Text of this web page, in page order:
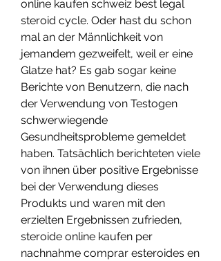
online kaufen schweiz best legal
steroid cycle. Oder hast du schon
mal an der Männlichkeit von
jemandem gezweifelt, weil er eine
Glatze hat? Es gab sogar keine
Berichte von Benutzern, die nach
der Verwendung von Testogen
schwerwiegende
Gesundheitsprobleme gemeldet
haben. Tatsächlich berichteten viele
von ihnen über positive Ergebnisse
bei der Verwendung dieses
Produkts und waren mit den
erzielten Ergebnissen zufrieden,
steroide online kaufen per
nachnahme comprar esteroides en